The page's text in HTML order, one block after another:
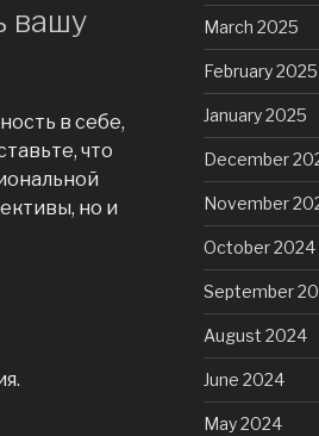
вашу
в себе,
что
но и
March 2025
February 2025
January 2025
December
November
October 2024
September
August 2024
June 2024
May 2024